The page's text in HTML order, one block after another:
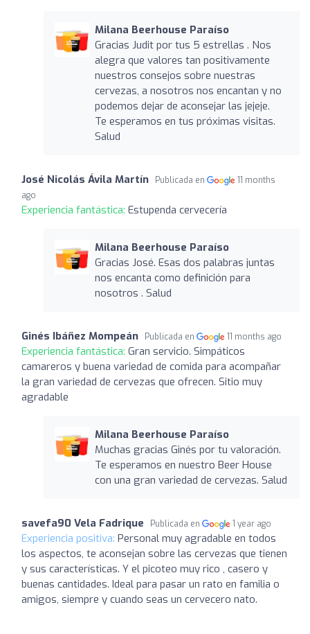
Milana Beerhouse Paraíso
Gracias Judit por tus 5 estrellas . Nos
alegra que valores tan positivamente
nuestros consejos sobre nuestras
cervezas, a nosotros nos encantan y no
podemos dejar de aconsejar las jejeje.
Te esperamos en tus próximas visitas.
Salud
José Nicolás Ávila Martín Publicada en
11 months
ago
Experiencia fantástica: Estupenda cervecería
Milana Beerhouse Paraíso
Gracias José. Esas dos palabras juntas
nos encanta como definición para
nosotros . Salud
Ginés Ibáñez Mompeán Publicada en 11 months ago
Experiencia fantástica: Gran servicio. Simpáticos
camareros y buena variedad de comida para acompañar
la gran variedad de cervezas que ofrecen. Sitio muy
agradable
Milana Beerhouse Paraíso
Muchas gracias Ginés por tu valoración.
Te esperamos en nuestro Beer House
con una gran variedad de cervezas. Salud
savefa90 Vela Fadrique Publicada en 1 year ago
Experiencia positiva: Personal muy agradable en todos
los aspectos, te aconsejan sobre las cervezas que tienen
y sus características. Y el picoteo muy rico , casero y
buenas cantidades. Ideal para pasar un rato en familia o
amigos, siempre y cuando seas un cervecero nato.